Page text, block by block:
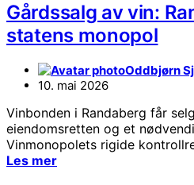
Gårdssalg av vin:
statens monopol
Oddbjørn
10. mai 2026
Vinbonden i Randaberg får
eiendomsretten og et
Vinmonopolets rigide
Les mer